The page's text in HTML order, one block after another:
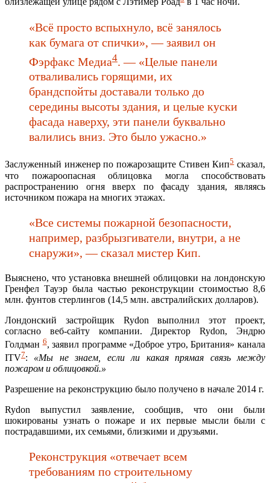
«Всё просто вспыхнуло, всё занялось
как бумага от спички», — заявил он
Фэрфакс Медиа4. — «Целые панели
отваливались горящими, их
брандспойты доставали только до
середины высоты здания, и целые куски
фасада наверху, эти панели буквально
валились вниз. Это было ужасно.»
Заслуженный инженер по пожарозащите Стивен Кип5сказал,
что пожароопасная облицовка могла способствовать
распространению огня вверх по фасаду здания, являясь
источником пожара на многих этажах.
«Все системы пожарной безопасности,
например, разбрызгиватели, внутри, а не
снаружи», — сказал мистер Кип.
Выяснено, что установка внешней облицовки на лондонскую
Гренфел Тауэр была частью реконструкции стоимостью 8,6
млн. фунтов стерлингов (14,5 млн. австралийских долларов).
Лондонский застройщик Rydon выполнил этот проект,
согласно веб-сайту компании. Директор Rydon, Эндрю
Голдман6, заявил программе «Доброе утро, Британия» канала
ITV7: «Мы не знаем, если ли какая прямая связь между
пожаром и облицовкой.»
Разрешение на реконструкцию было получено в начале 2014 г.
Rydon выпустил заявление, сообщив, что они были
шокированы узнать о пожаре и их первые мысли были с
пострадавшими, их семьями, близкими и друзьями.
Реконструкция «отвечает всем
требованиям по строительному